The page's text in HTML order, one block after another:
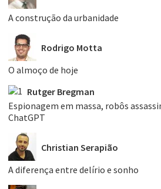
A construção da urbanidade
Rodrigo Motta
O almoço de hoje
Rutger Bregman
Espionagem em massa, robôs
ChatGPT
Christian Serapião
A diferença entre delírio e sonho